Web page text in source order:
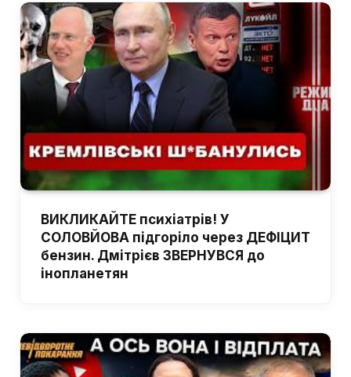
ВИКЛИКАЙТЕ психіатрів! У
СОЛОВЙОВА підгоріло через ДЕФІЦИТ
бензин. Дмітрієв ЗВЕРНУВСЯ до
інопланетян